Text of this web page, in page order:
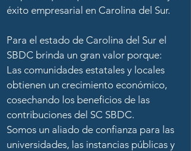
éxito empresarial en Carolina del Sur.
Para el estado de Carolina del Sur el
SBDC brinda un gran valor porque:
Las comunidades estatales y locales
obtienen un crecimiento económico,
cosechando los beneficios de las
contribuciones del SC SBDC.
Somos un aliado de confianza para las
universidades, las instancias públicas y